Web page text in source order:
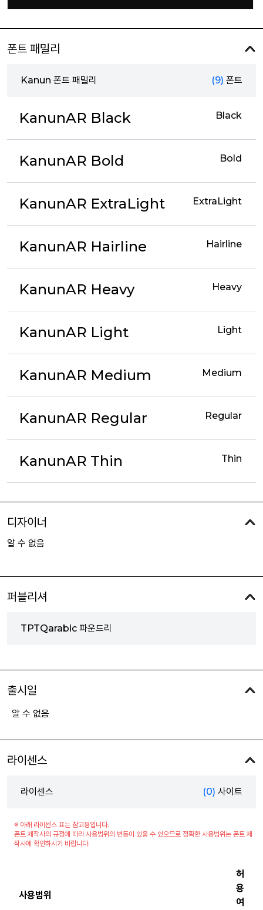
폰트 패밀리
Kanun 폰트 패밀리 (9) 폰트
KanunAR Black Black
KanunAR Bold Bold
KanunAR ExtraLight ExtraLight
KanunAR Hairline Hairline
KanunAR Heavy Heavy
KanunAR Light Light
KanunAR Medium Medium
KanunAR Regular Regular
KanunAR Thin Thin
디자이너
알 수 없음
퍼블리셔
TPTQarabic 파운드리
출시일
알 수 없음
라이센스
라이센스 (0) 사이트
※ 아래 라이센스 표는 참고용입니다.
폰트 제작사의 규정에 따라 사용범위의 변동이 있을 수 있으므로 정확한 사용범위는 폰트 제
작사에 확인하시기 바랍니다.
사용범위
허
용
여